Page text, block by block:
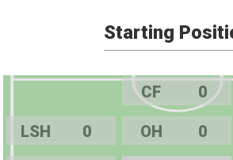
Starting
CF 0
LSH 0 OH 0